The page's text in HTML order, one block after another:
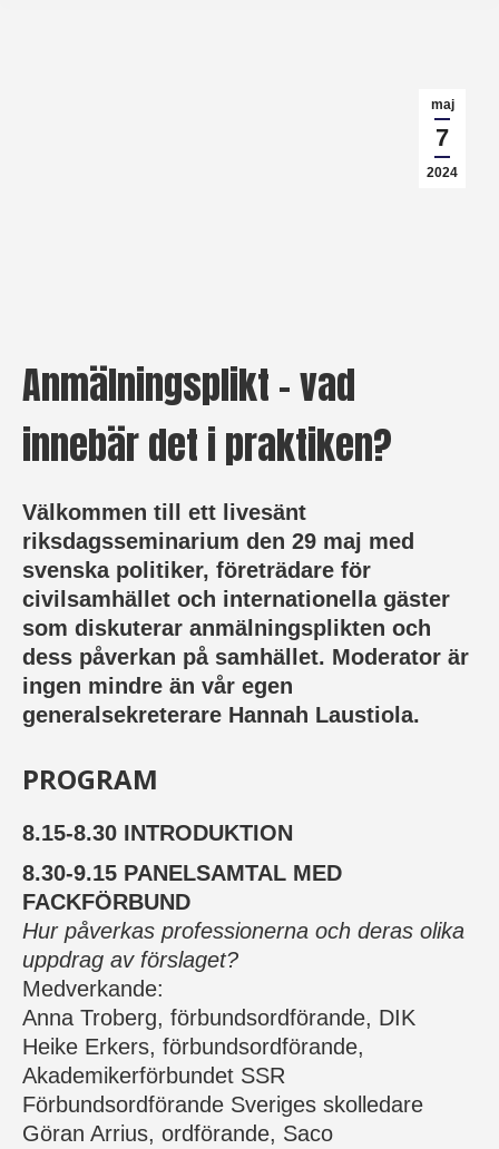
maj
7
2024
Anmälningsplikt – vad
innebär det i praktiken?
Välkommen till ett livesänt
riksdagsseminarium den 29 maj med
svenska politiker, företrädare för
civilsamhället och internationella gäster
som diskuterar anmälningsplikten och
dess påverkan på samhället. Moderator är
ingen mindre än vår egen
generalsekreterare Hannah Laustiola.
PROGRAM
8.15-8.30 INTRODUKTION
8.30-9.15 PANELSAMTAL MED
FACKFÖRBUND
Hur påverkas professionerna och deras olika
uppdrag av förslaget?
Medverkande:
Anna Troberg, förbundsordförande, DIK
Heike Erkers, förbundsordförande,
Akademikerförbundet SSR
Förbundsordförande Sveriges skolledare
Göran Arrius, ordförande, Saco